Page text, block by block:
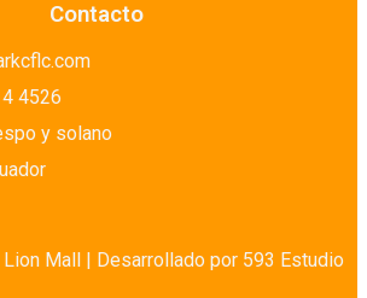
Contacto
4526
y solano
Mall | Desarrollado por 593 Estudio